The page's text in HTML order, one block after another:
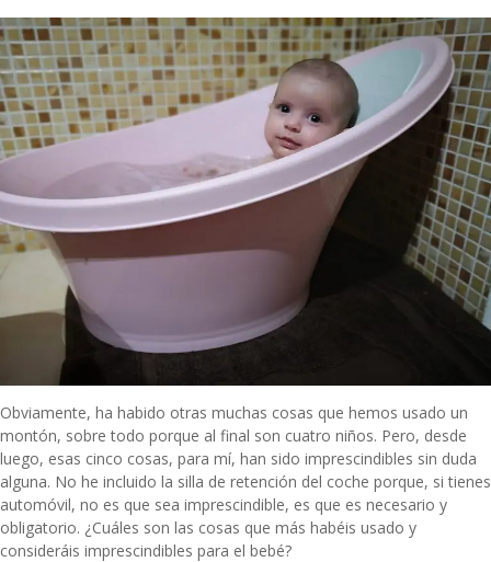
Obviamente, ha habido otras muchas cosas que hemos usado un
montón, sobre todo porque al final son cuatro niños. Pero, desde
luego, esas cinco cosas, para mí, han sido imprescindibles sin duda
alguna. No he incluido la silla de retención del coche porque, si tienes
automóvil, no es que sea imprescindible, es que es necesario y
obligatorio. ¿Cuáles son las cosas que más habéis usado y
consideráis imprescindibles para el bebé?